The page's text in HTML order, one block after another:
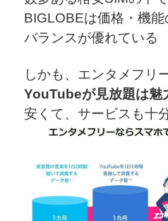
BIGLOBEは価格・機能
バランスが優れている
しかも、エンタメフリ
YouTubeが見放題は魅
安くて、サービスも十